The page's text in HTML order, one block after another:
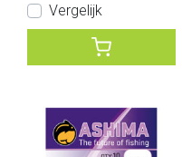
Vergelijk